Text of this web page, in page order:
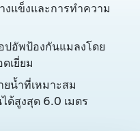
งแข็งและการทำความ
อัพป้องกันแมลงโดย
เยี่ยม
ยน้ำที่เหมาะสม
ด้สูงสุด 6.0 เมตร